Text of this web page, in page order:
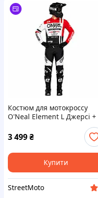
Костюм для мотокроссу
O'Neal Element L Джерсі +
Штани мотокостюм форма
ендуро кросс мотокостюм
3 499₴
Купити
StreetMoto